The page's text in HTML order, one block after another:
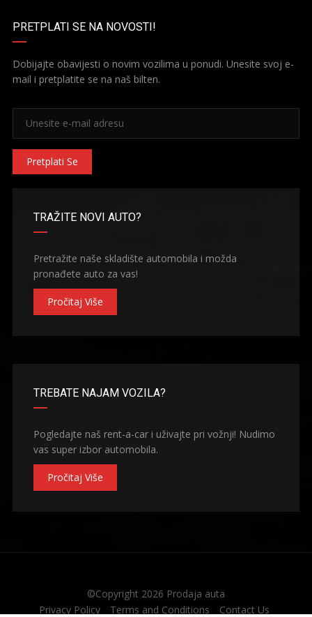
PRETPLATI SE NA NOVOSTI!
Dobijajte obavijesti o novim vozilima u ponudi. Unesite svoj e-
mail i pretplatite se na naš bilten.
Pretplati Se
TRAŽITE NOVI AUTO?
Pretražite naše skladište automobila i možda
pronađete auto za vas!
Pročitaj Više
TREBATE NAJAM VOZILA?
Pogledajte naš rent-a-car i uživajte pri vožnji! Nudimo
vas super izbor automobila.
Pročitaj Više
©Copyright 2026 Prodaja auta
Privacy Policy
Terms and Conditions Contact Us